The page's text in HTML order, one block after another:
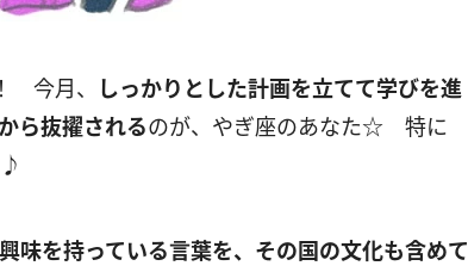
今月、
しっかりとした計画を立てて学びを進
ら抜擢されるのが、やぎ座のあなた☆ 特に
♪
興味を持っている言葉を、その国の文化も含めて